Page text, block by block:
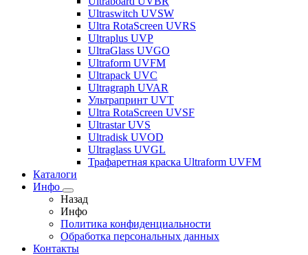
Ultraswitch UVSW
Ultra RotaScreen UVRS
Ultraplus UVP
UltraGlass UVGO
Ultraform UVFM
Ultrapack UVC
Ultragraph UVAR
Ультрапринт UVT
Ultra RotaScreen UVSF
Ultrastar UVS
Ultradisk UVOD
Ultraglass UVGL
Трафаретная краска Ultraform UVFM
Каталоги
Инфо
Назад
Инфо
Политика конфиденциальности
Обработка персональных данных
Контакты